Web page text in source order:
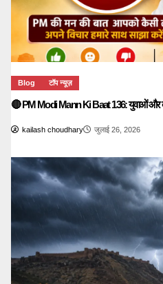
Blog टॉप न्यूज़
🔴 PM Modi Mann Ki Baat 136: युवाओं और
kailash choudhary जुलाई 26, 2026